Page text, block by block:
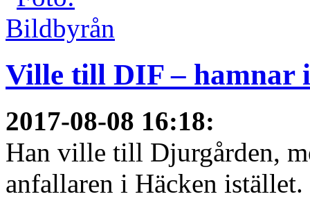
Ville till DIF – hamnar
2017-08-08 16:18:
Han ville till Djurgården,
anfallaren i Häcken